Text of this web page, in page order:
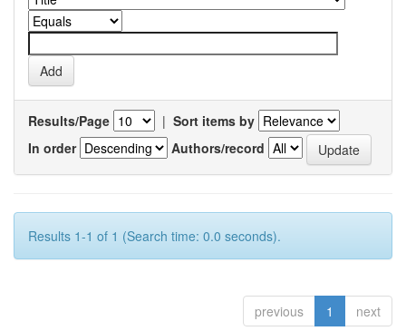
Results/Page | Sort items by
In order
Authors/record
Results 1-1 of 1 (Search time: 0.0 seconds).
previous 1 next